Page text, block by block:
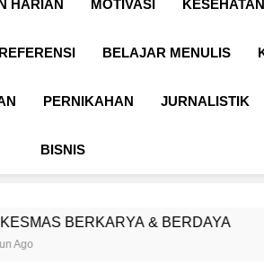
HARIAN MOTIVASI
REFERENSI BELAJAR MENULIS
PERNIKAHAN JURNALISTIK
BISNIS
& BERDAYA